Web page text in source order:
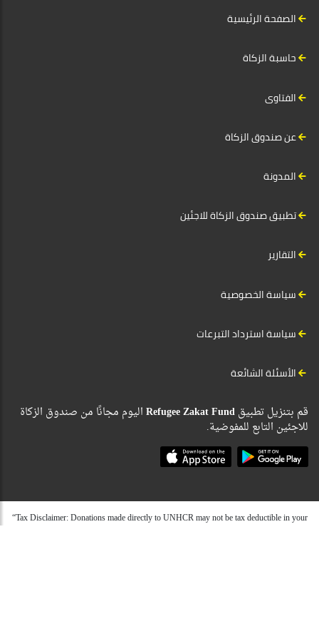
الصفحة الرئيسية
حاسبة الزكاة
الفتاوى
عن صندوق الزكاة
المدونة
تطبيق صندوق الزكاة للاجئين
التقارير
سياسة الخصوصية
سياسة استرداد التبرعات
الأسئلة الشائعة
قم بتنزيل تطبيقRefugee Zakat Fundاليوم مجانًا من صندوق الزكاة
للاجئين التابع للمفوضية.
“Tax Disclaimer: Donations made directly to UNHCR may not be tax deductible in your